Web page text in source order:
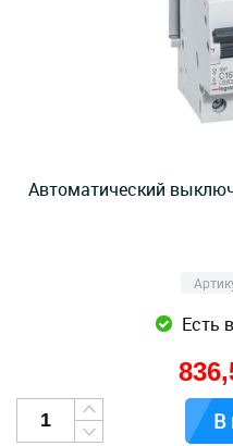
Автоматический
Есть
В